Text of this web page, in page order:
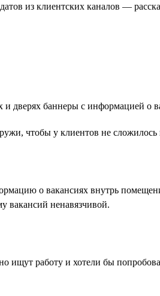
из клиентских каналов —
дверях баннеры с информацией о
чтобы у клиентов не сложилось
о вакансиях внутрь
вакансий ненавязчивой.
работу и хотели бы